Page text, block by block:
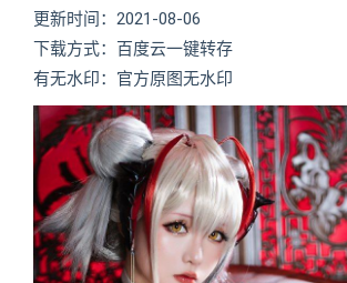
更新时间：2021-08-06
下载方式：百度云一键转存
有无水印：官方原图无水印